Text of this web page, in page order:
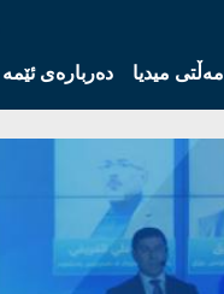
مەڵتی میدیا دەربارەی ئێمە